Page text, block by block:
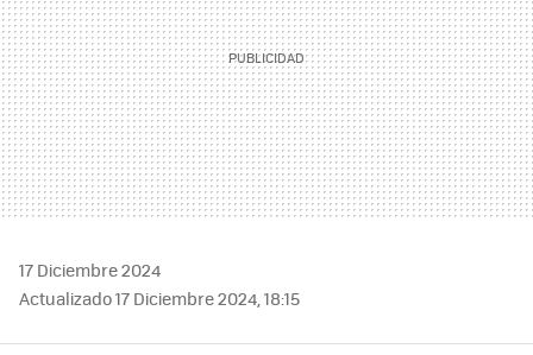
17 Diciembre 2024
Actualizado 17 Diciembre 2024, 18:15